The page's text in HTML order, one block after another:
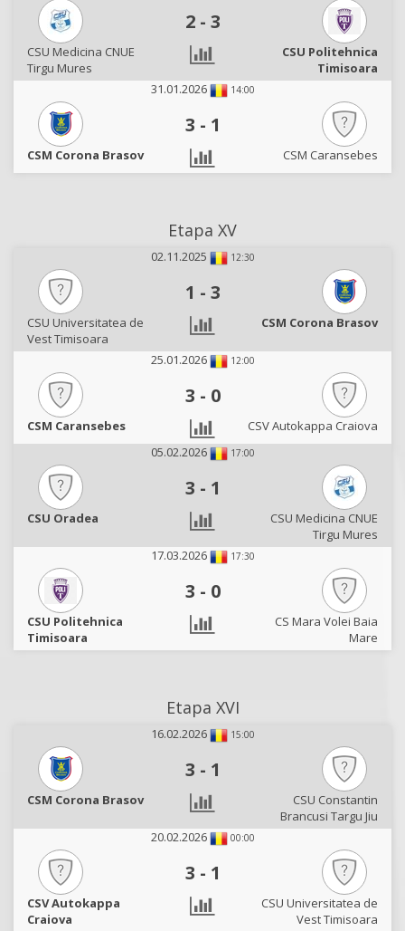
2 - 3
CSU Medicina CNUE
Tirgu Mures
CSU Politehnica
Timisoara
31.01.2026
14:00
3 - 1
CSM Corona Brasov CSM Caransebes
Etapa XV
02.11.2025 12:30
1 - 3
CSU Universitatea de
Vest Timisoara
CSM Corona Brasov
25.01.2026 12:00
3 - 0
CSM Caransebes
CSV Autokappa Craiova
05.02.2026
17:00
3 - 1
CSU Oradea
CSU Medicina CNUE
Tirgu Mures
17.03.2026
17:30
3 - 0
CSU Politehnica
Timisoara
CS Mara Volei Baia
Mare
Etapa XVI
16.02.2026 15:00
3 - 1
CSM Corona Brasov
CSU Constantin
Brancusi Targu Jiu
20.02.2026
00:00
3 - 1
CSV Autokappa
Craiova
CSU Universitatea de
Vest Timisoara